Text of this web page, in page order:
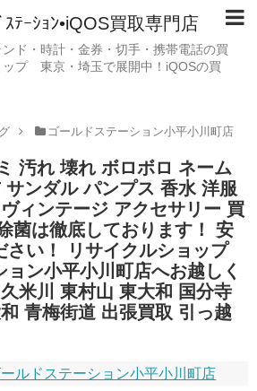
ｽﾃｰｼｮﾝ•iQOS買取専門店
ド・時計・金券・切手・携帯電話の買
プ 東京・埼玉で展開中！iQOSの買
ゴールドステーション小平小川町店
汚れ 壊れ ボロボロ ネーム
サンダル パンプス 香水 洋服
ィンテージ アクセサリー 買
菌は徹底しております！ 安
さい！ リサイクルショップ
ョン小平小川町店へお越しく
米川 東村山 東大和 国分寺
青梅街道 出張買取 引っ越
ールドステーション小平小川町店